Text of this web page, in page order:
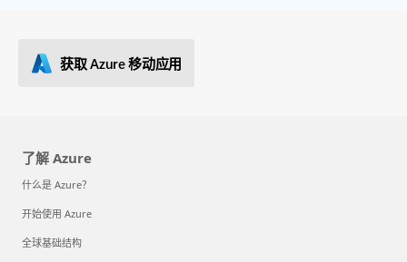
获取 Azure 移动应用
了解 Azure
什么是 Azure？
开始使用 Azure
全球基础结构